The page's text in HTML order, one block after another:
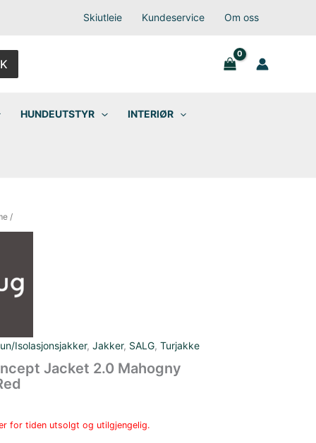
Skiutleie Kundeservice Om oss
HUNDEUTSTYR INTERIØR
/
Isolasjonsjakker, Jakker, SALG, Turjakke
Jacket 2.0 Mahogny
for tiden utsolgt og utilgjengelig.